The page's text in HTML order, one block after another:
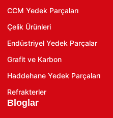
CCM Yedek Parçaları
Çelik Ürünleri
Endüstriyel Yedek Parçalar
Grafit ve Karbon
Haddehane Yedek Parçaları
Refrakterler
Bloglar